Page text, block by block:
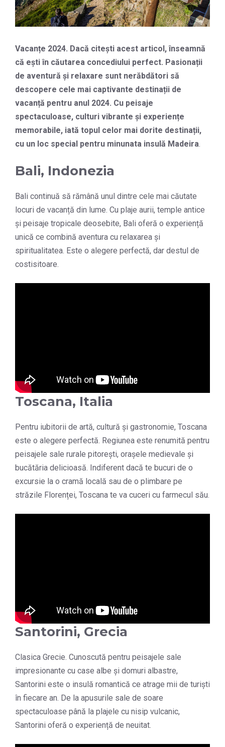
Vacanțe 2024. Dacă citești acest articol, înseamnă
că ești în căutarea concediului perfect. Pasionații
de aventură și relaxare sunt nerăbdători să
descopere cele mai captivante destinații de
vacanță pentru anul 2024. Cu peisaje
spectaculoase, culturi vibrante și experiențe
memorabile, iată topul celor mai dorite destinații,
cu un loc special pentru minunata insulă Madeira.
Bali, Indonezia
Bali continuă să rămână unul dintre cele mai căutate
locuri de vacanță din lume. Cu plaje aurii, temple antice
și peisaje tropicale deosebite, Bali oferă o experiență
unică ce combină aventura cu relaxarea și
spiritualitatea. Este o alegere perfectă, dar destul de
costisitoare.
Toscana, Italia
Pentru iubitorii de artă, cultură și gastronomie, Toscana
este o alegere perfectă. Regiunea este renumită pentru
peisajele sale rurale pitorești, orașele medievale și
bucătăria delicioasă. Indiferent dacă te bucuri de o
excursie la o cramă locală sau de o plimbare pe
străzile Florenței, Toscana te va cuceri cu farmecul său.
Santorini, Grecia
Clasica Grecie. Cunoscută pentru peisajele sale
impresionante cu case albe și domuri albastre,
Santorini este o insulă romantică ce atrage mii de turiști
în fiecare an. De la apusurile sale de soare
spectaculoase până la plajele cu nisip vulcanic,
Santorini oferă o experiență de neuitat.